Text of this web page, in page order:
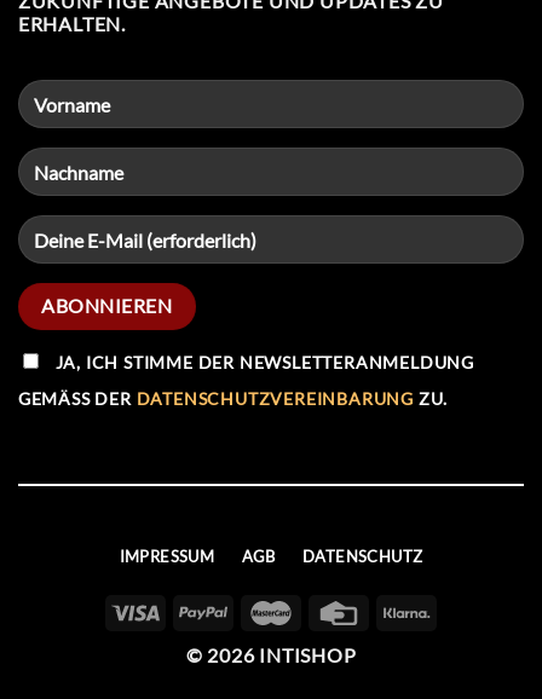
ERHALTEN.
JA, ICH STIMME DER NEWSLETTERANMELDUNG
GEMÄSS DER DATENSCHUTZVEREINBARUNG ZU.
IMPRESSUM AGB DATENSCHUTZ
© 2026 INTISHOP